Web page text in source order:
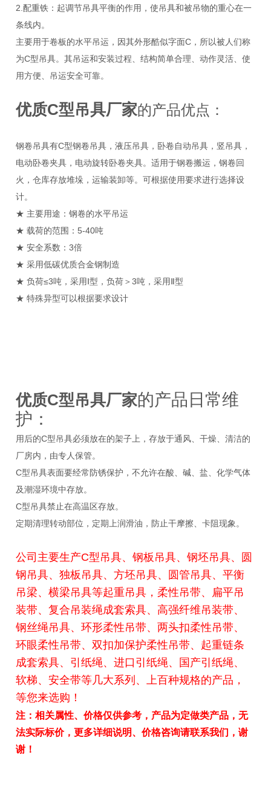
2.配重铁：起调节吊具平衡的作用，使吊具和被吊物的重心在一
条线内。
主要用于卷板的水平吊运，因其外形酷似字面C，所以被人们称
为C型吊具。其吊运和安装过程、结构简单合理、动作灵活、使
用方便、吊运安全可靠。
优质C型吊具厂家的产品优点：
钢卷吊具有C型钢卷吊具，液压吊具，卧卷自动吊具，竖吊具，
电动卧卷夹具，电动旋转卧卷夹具。适用于钢卷搬运，钢卷回
火，仓库存放堆垛，运输装卸等。可根据使用要求进行选择设
计。
★ 主要用途：钢卷的水平吊运
★ 载荷的范围：5-40吨
★ 安全系数：3倍
★ 采用低碳优质合金钢制造
★ 负荷≤3吨，采用Ⅰ型，负荷＞3吨，采用Ⅱ型
★ 特殊异型可以根据要求设计
优质C型吊具厂家的产品日常维
护：
用后的C型吊具必须放在的架子上，存放于通风、干燥、清洁的
厂房内，由专人保管。
C型吊具表面要经常防锈保护，不允许在酸、碱、盐、化学气体
及潮湿环境中存放。
C型吊具禁止在高温区存放。
定期清理转动部位，定期上润滑油，防止干摩擦、卡阻现象。
公司主要生产C型吊具、钢板吊具、钢坯吊具、圆
钢吊具、独板吊具、方坯吊具、圆管吊具、平衡
吊梁、横梁吊具等起重吊具，柔性吊带、扁平吊
装带、复合吊装绳成套索具、高强纤维吊装带、
钢丝绳吊具、环形柔性吊带、两头扣柔性吊带、
环眼柔性吊带、双扣加保护柔性吊带、起重链条
成套索具、引纸绳、进口引纸绳、国产引纸绳、
软梯、安全带等几大系列、上百种规格的产品，
等您来选购！
注：相关属性、价格仅供参考，产品为定做类产品，无
法实际标价，更多详细说明、价格咨询请联系我们，谢
谢！